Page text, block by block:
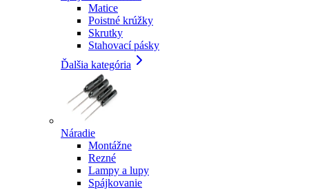
Matice
Poistné krúžky
Skrutky
Stahovací pásky
Ďalšia kategória
Náradie
Montážne
Rezné
Lampy a lupy
Spájkovanie